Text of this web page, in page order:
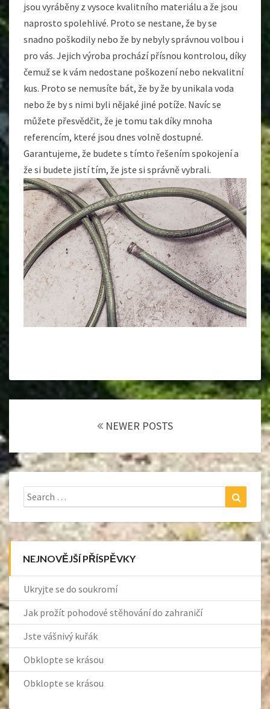
jsou vyráběny z vysoce kvalitního materiálu a že jsou
naprosto spolehlivé. Proto se nestane, že by se
snadno poškodily nebo že by nebyly správnou volbou i
pro vás. Jejich výroba prochází přísnou kontrolou, díky
čemuž se k vám nedostane poškození nebo nekvalitní
kus. Proto se nemusíte bát, že by že by unikala voda
nebo že by s nimi byli nějaké jiné potíže. Navíc se
můžete přesvědčit, že je tomu tak díky mnoha
referencím, které jsou dnes volně dostupné.
Garantujeme, že budete s tímto řešením spokojení a
že si budete jistí tím, že jste si správně vybrali.
NEWER POSTS
Search
for:
Search
NEJNOVĚJŠÍ PŘÍSPĚVKY
Ukryjte se do soukromí
Jak prožít pohodové stěhování do zahraničí
Jste vášnivý kuřák
Obklopte se krásou
Obklopte se krásou